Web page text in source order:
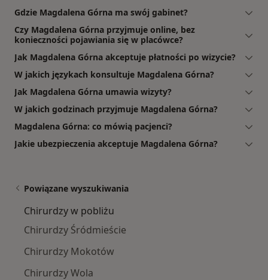
Gdzie Magdalena Górna ma swój gabinet?
Czy Magdalena Górna przyjmuje online, bez
konieczności pojawiania się w placówce?
Jak Magdalena Górna akceptuje płatności po wizycie?
W jakich językach konsultuje Magdalena Górna?
Jak Magdalena Górna umawia wizyty?
W jakich godzinach przyjmuje Magdalena Górna?
Magdalena Górna: co mówią pacjenci?
Jakie ubezpieczenia akceptuje Magdalena Górna?
Powiązane wyszukiwania
Chirurdzy w pobliżu
Chirurdzy Śródmieście
Chirurdzy Mokotów
Chirurdzy Wola